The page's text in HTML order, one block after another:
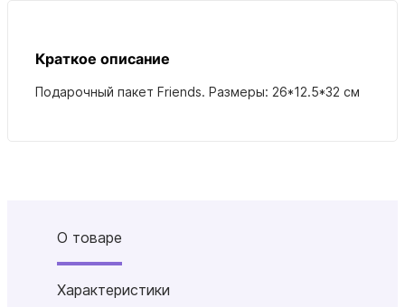
Краткое описание
Подарочный пакет Friends. Размеры: 26*12.5*32 см
О товаре
Характеристики